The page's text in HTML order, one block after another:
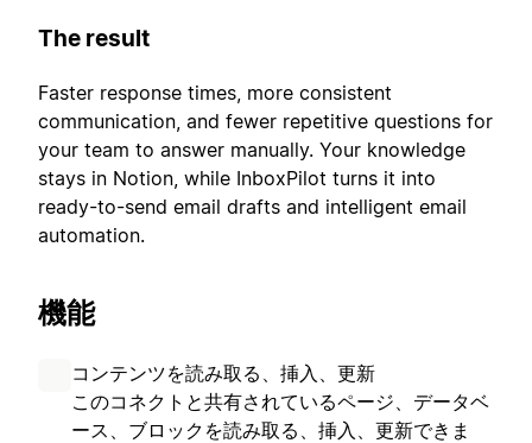
The result
Faster response times, more consistent
communication, and fewer repetitive questions for
your team to answer manually. Your knowledge
stays in Notion, while InboxPilot turns it into
ready-to-send email drafts and intelligent email
automation.
機能
コンテンツを読み取る、挿入、更新
このコネクトと共有されているページ、データベ
ース、ブロックを読み取る、挿入、更新できま